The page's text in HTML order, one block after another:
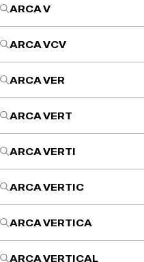
ARCA V
ARCA VCV
ARCA VER
ARCA VERT
ARCA VERTI
ARCA VERTIC
ARCA VERTICA
ARCA VERTICAL